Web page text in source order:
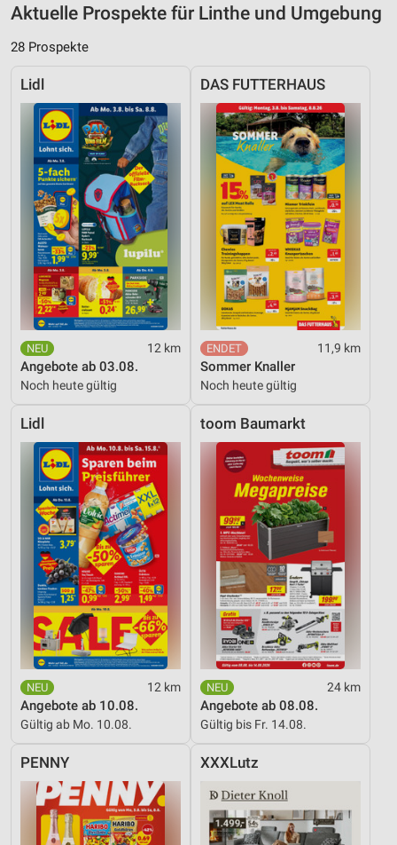
Aktuelle Prospekte für Linthe und Umgebung
28 Prospekte
Lidl
12 km
Angebote ab 03.08.
Noch heute gültig
DAS FUTTERHAUS
11,9 km
Sommer Knaller
Noch heute gültig
Lidl
12 km
Angebote ab 10.08.
Gültig ab Mo. 10.08.
toom Baumarkt
24 km
Angebote ab 08.08.
Gültig bis Fr. 14.08.
PENNY XXXLutz